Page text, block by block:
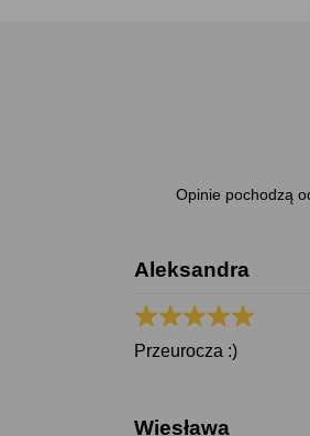
Opinie pochodzą
Aleksandra
Przeurocza :)
Wiesława